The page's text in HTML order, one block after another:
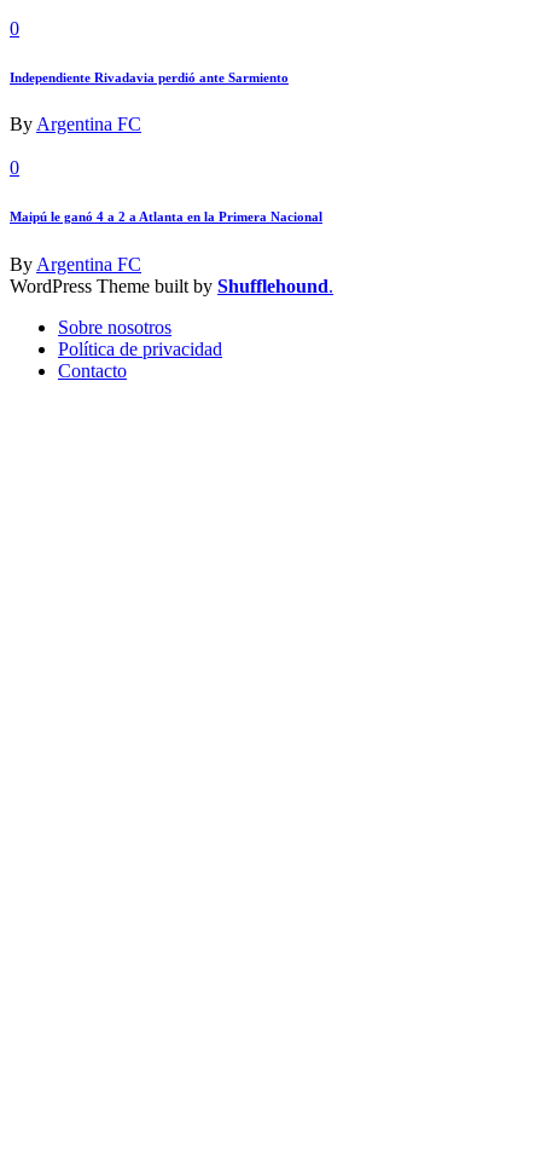
0
Independiente Rivadavia perdió ante Sarmiento
ByArgentina FC
0
Maipú le ganó 4 a 2 a Atlanta en la Primera Nacional
ByArgentina FC
WordPress Theme built by Shufflehound.
Sobre nosotros
Política de privacidad
Contacto